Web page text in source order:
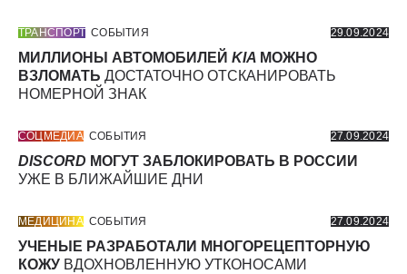
ТРАНСПОРТ СОБЫТИЯ 29.09.2024
МИЛЛИОНЫ АВТОМОБИЛЕЙ KIA МОЖНО
ВЗЛОМАТЬ ДОСТАТОЧНО ОТСКАНИРОВАТЬ
НОМЕРНОЙ ЗНАК
СОЦМЕДИА СОБЫТИЯ 27.09.2024
DISCORD МОГУТ ЗАБЛОКИРОВАТЬ В РОССИИ
УЖЕ В БЛИЖАЙШИЕ ДНИ
МЕДИЦИНА СОБЫТИЯ 27.09.2024
УЧЕНЫЕ РАЗРАБОТАЛИ МНОГОРЕЦЕПТОРНУЮ
КОЖУ ВДОХНОВЛЕННУЮ УТКОНОСАМИ